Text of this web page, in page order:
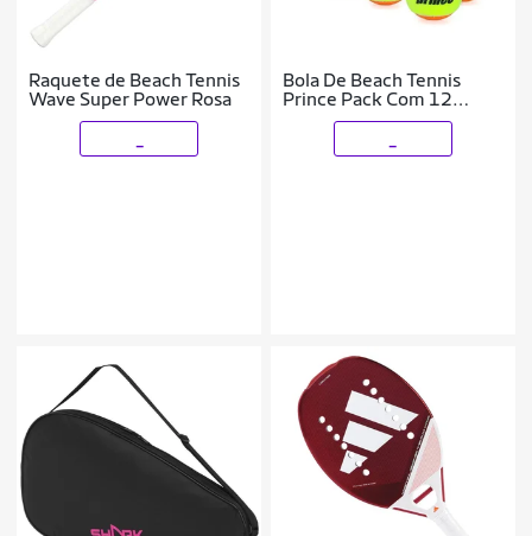
Raquete de Beach Tennis
Wave Super Power Rosa
Bola De Beach Tennis
Prince Pack Com 12
Unidades